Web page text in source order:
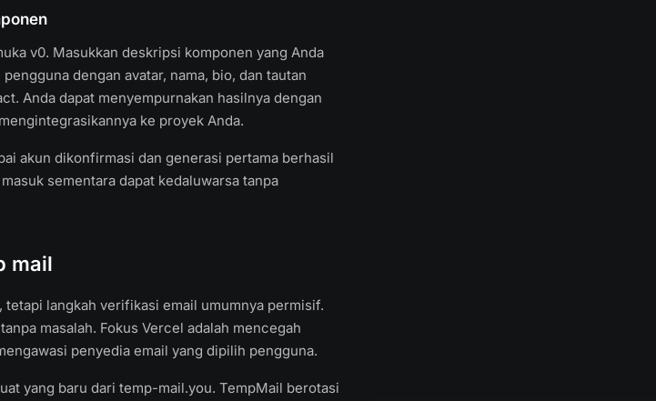
v0. Masukkan deskripsi komponen yang Anda
dengan avatar, nama, bio, dan tautan
Anda dapat menyempurnakan hasilnya dengan
ke proyek Anda.
akun dikonfirmasi dan generasi pertama berhasil
sementara dapat kedaluwarsa tanpa
mail
langkah verifikasi email umumnya permisif.
masalah. Fokus Vercel adalah mencegah
penyedia email yang dipilih pengguna.
yang baru dari temp-mail.you. TempMail berotasi